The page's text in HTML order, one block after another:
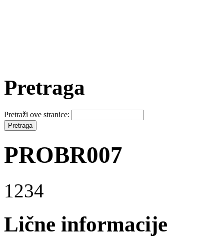
Pretraga
Pretraži ove stranice:
PROBR007
1234
Lične informacije